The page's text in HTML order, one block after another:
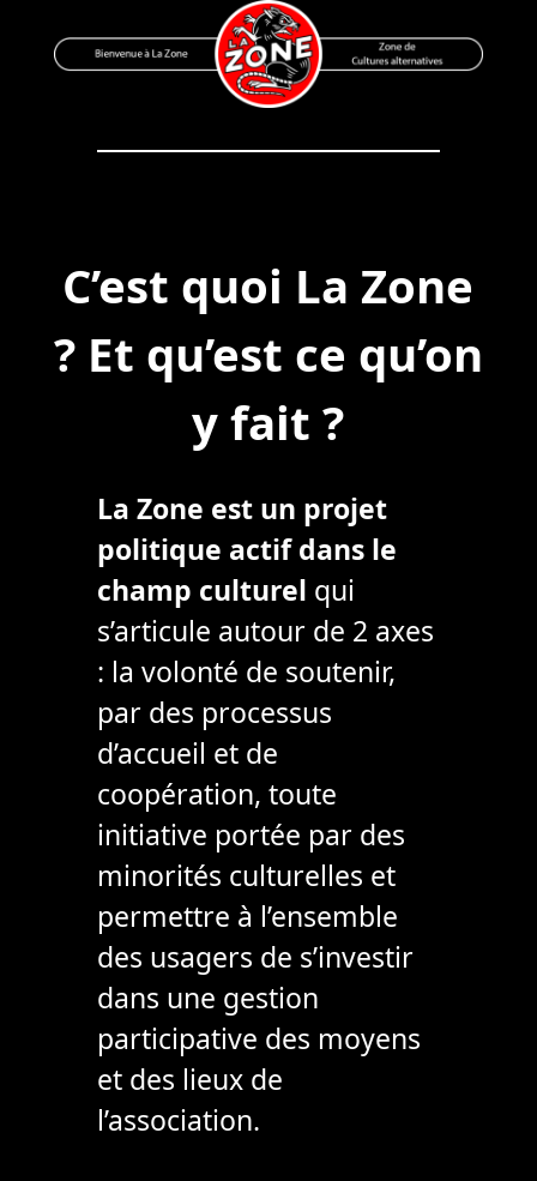
to
Bienvenue à La Zone
Zone de Cultures Alternatives
C’est quoi La Zone
? Et qu’est ce qu’on
y fait ?
La Zone est un projet
politique actif dans le
champ culturel qui
s’articule autour de 2 axes
: la volonté de soutenir,
par des processus
d’accueil et de
coopération, toute
initiative portée par des
minorités culturelles et
permettre à l’ensemble
des usagers de s’investir
dans une gestion
participative des moyens
et des lieux de
l’association.